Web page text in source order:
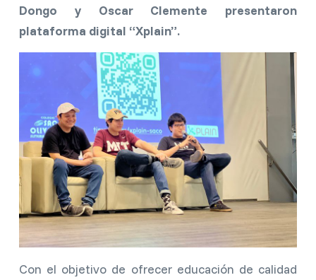
Dongo y Oscar Clemente presentaron
plataforma digital “Xplain”.
Con el objetivo de ofrecer educación de calidad